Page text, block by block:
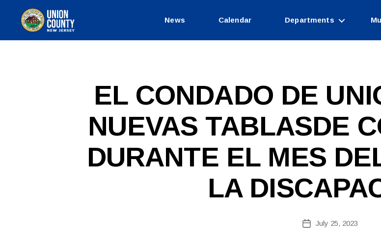
News Calendar Departments
Categories
EL CONDADO DE
NUEVAS TABLASDE
DURANTE EL MES
LA
y
W
b
Si
PostJuly 25, 2023